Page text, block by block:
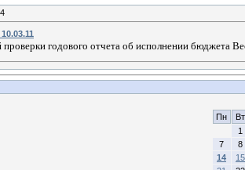
годового отчета об исполнении бюджета
Пн
Вт
1
7
8
14
15